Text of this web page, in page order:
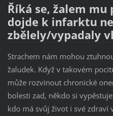
Říká se, žalem
dojde k infarktu
zbělely/vypadaly
Strachem nám mohou
žaludek. Když v takovém
může rozvinout chronické
bolesti zad, někdo si
kdo má svůj život i své zdraví